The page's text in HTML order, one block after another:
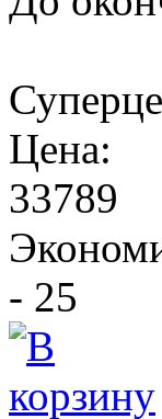
Цена:
33789
- 25